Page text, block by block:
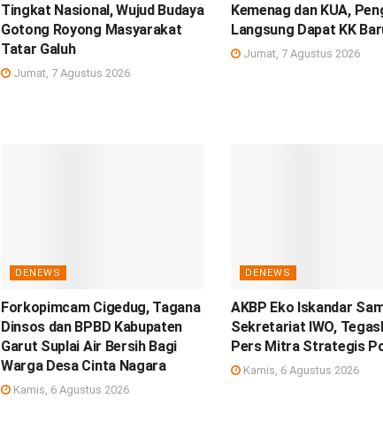
Tingkat Nasional, Wujud Budaya
Gotong Royong Masyarakat
Tatar Galuh
Jumat, 7 Agustus 2026
Kemenag dan KUA,
Langsung Dapat KK
Jumat, 7 Agustus 2026
DENEWS
Forkopimcam Cigedug, Tagana
Dinsos dan BPBD Kabupaten
Garut Suplai Air Bersih Bagi
Warga Desa Cinta Nagara
Kamis, 6 Agustus 2026
DENEWS
AKBP Eko Iskandar
Sekretariat IWO,
Pers Mitra Strategis
Kamis, 6 Agustus 2026